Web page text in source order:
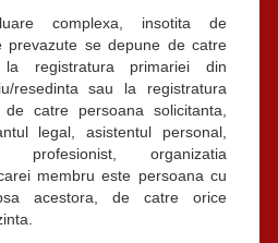
complexa, insotita de
prevazute se depune de catre
la registratura primariei din
resedinta sau la registratura
catre persoana solicitanta,
legal, asistentul personal,
profesionist, organizatia
membru este persoana cu
acestora, de catre orice